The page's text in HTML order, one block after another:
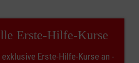
Erste-Hilfe-Kurse
exklusive Erste-Hilfe-Kurse an -